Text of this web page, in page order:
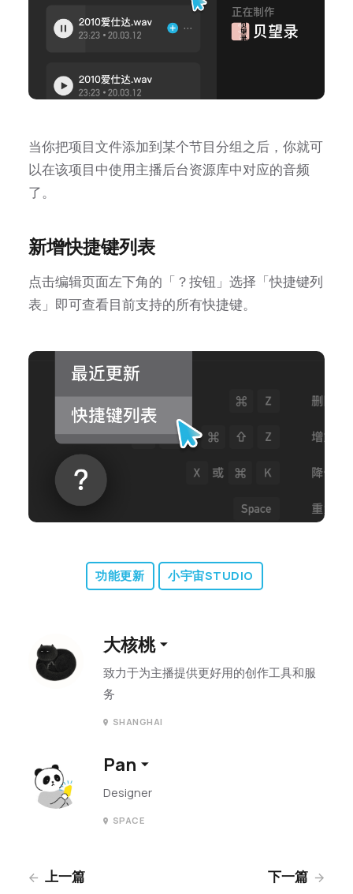
当你把项目文件添加到某个节目分组之后，你就可
以在该项目中使用主播后台资源库中对应的音频
了。
新增快捷键列表
点击编辑页面左下角的「？按钮」选择「快捷键列
表」即可查看目前支持的所有快捷键。
功能更新 小宇宙STUDIO
大核桃
致力于为主播提供更好用的创作工具和服
务
SHANGHAI
Pan
Designer
SPACE
上一篇 下一篇